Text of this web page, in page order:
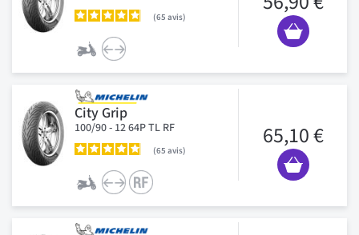
65 avis
City Grip
100/90 - 12 64P TL RF
65 avis
65,10 €